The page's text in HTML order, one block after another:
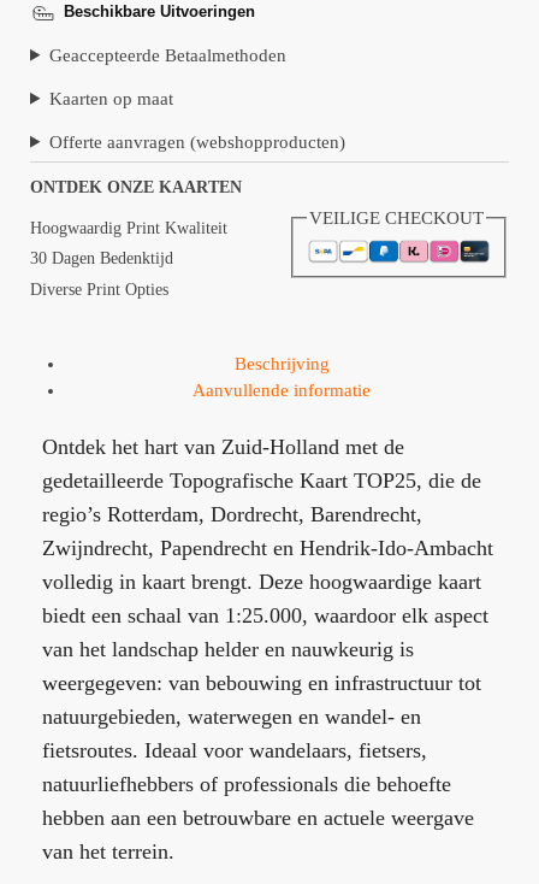
Beschikbare Uitvoeringen
Geaccepteerde Betaalmethoden
Kaarten op maat
Offerte aanvragen (webshopproducten)
ONTDEK ONZE KAARTEN
Hoogwaardig Print Kwaliteit
30 Dagen Bedenktijd
Diverse Print Opties
VEILIGE CHECKOUT
Beschrijving
Aanvullende informatie
Ontdek het hart van Zuid-Holland met de
gedetailleerde Topografische Kaart TOP25, die de
regio’s Rotterdam, Dordrecht, Barendrecht,
Zwijndrecht, Papendrecht en Hendrik-Ido-Ambacht
volledig in kaart brengt. Deze hoogwaardige kaart
biedt een schaal van 1:25.000, waardoor elk aspect
van het landschap helder en nauwkeurig is
weergegeven: van bebouwing en infrastructuur tot
natuurgebieden, waterwegen en wandel- en
fietsroutes. Ideaal voor wandelaars, fietsers,
natuurliefhebbers of professionals die behoefte
hebben aan een betrouwbare en actuele weergave
van het terrein.